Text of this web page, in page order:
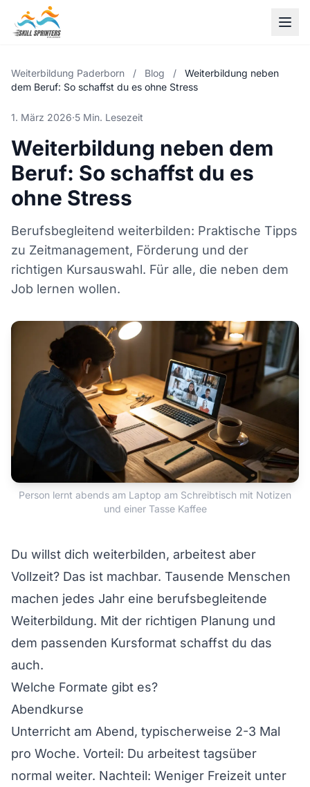
Weiterbildung Paderborn / Blog /
Weiterbildung neben
dem Beruf: So schaffst du es ohne Stress
1. März 2026·5 Min. Lesezeit
Weiterbildung neben dem
Beruf: So schaffst du es
ohne Stress
Berufsbegleitend weiterbilden: Praktische Tipps
zu Zeitmanagement, Förderung und der
richtigen Kursauswahl. Für alle, die neben dem
Job lernen wollen.
Person lernt abends am Laptop am Schreibtisch mit Notizen
und einer Tasse Kaffee
Du willst dich weiterbilden, arbeitest aber
Vollzeit? Das ist machbar. Tausende Menschen
machen jedes Jahr eine berufsbegleitende
Weiterbildung. Mit der richtigen Planung und
dem passenden Kursformat schaffst du das
auch.
Welche Formate gibt es?
Abendkurse
Unterricht am Abend, typischerweise 2-3 Mal
pro Woche. Vorteil: Du arbeitest tagsüber
normal weiter. Nachteil: Weniger Freizeit unter